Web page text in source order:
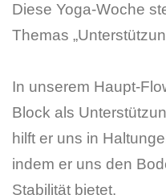
Diese Yoga-Woche
Themas
In unserem Haupt-
Block als
hilft er uns in
indem er uns den
Stabilität bietet.